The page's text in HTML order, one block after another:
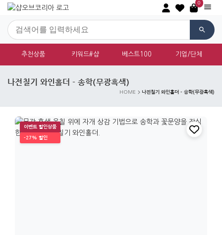
0
추천상품 키워드#샵 베스트100 기업/단체
나전칠기 와인홀더 - 송학(무광흑색)
HOME 나전칠기 와인홀더 - 송학(무광흑색)
이벤트 할인상품
-27% 할인